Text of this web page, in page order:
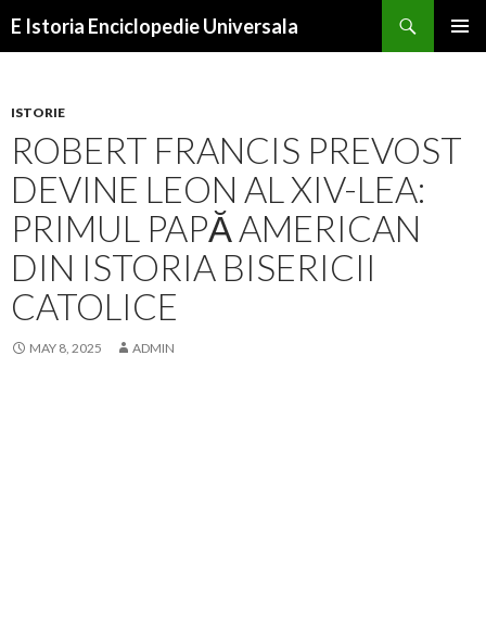
E Istoria Enciclopedie Universala
ISTORIE
ROBERT FRANCIS PREVOST
DEVINE LEON AL XIV-LEA:
PRIMUL PAPĂ AMERICAN
DIN ISTORIA BISERICII
CATOLICE
MAY 8, 2025 ADMIN